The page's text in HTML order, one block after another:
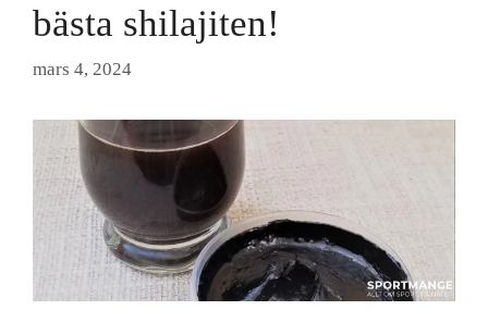
bästa shilajiten!
mars 4, 2024